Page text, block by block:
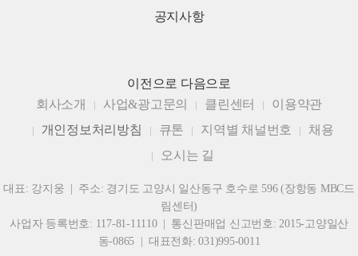
공지사항
이전으로 다음으로
회사소개
사업&광고문의 클린센터
이용약관
개인정보처리방침
큐톤 지역별 채널번호
채용
오시는 길
대표: 강지웅 | 주소: 경기도 고양시 일산동구 호수로 596 (장항동 MBC드
림센터)
사업자 등록번호: 117-81-11110 | 통신판매업 신고번호: 2015-고양일산
동-0865 | 대표전화: 031)995-0011